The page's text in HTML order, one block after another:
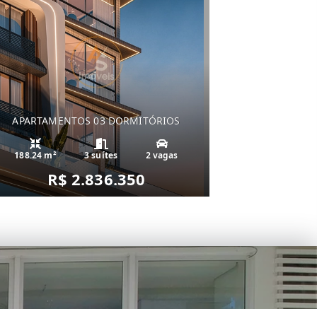
APARTAMENTOS 03 DORMITÓRIOS
188.24 m² 3 suítes 2 vagas
R$ 2.836.350